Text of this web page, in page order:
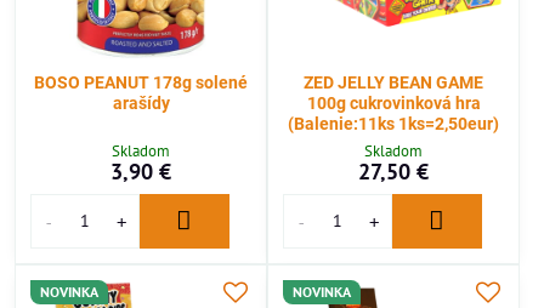
BOSO PEANUT 178g solené
arašídy
Skladom
3,90 €
ZED JELLY BEAN GAME
100g cukrovinková hra
(Balenie:11ks 1ks=2,50eur)
Skladom
27,50 €
NOVINKA NOVINKA